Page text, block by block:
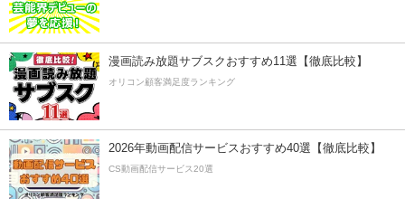
漫画読み放題サブスクおすすめ11選【徹底比較】
オリコン顧客満足度ランキング
2026年動画配信サービスおすすめ40選【徹底比較】
CS動画配信サービス20選